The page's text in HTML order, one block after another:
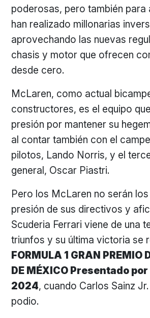
poderosas, pero también para
han realizado millonarias
aprovechando las nuevas
chasis y motor que ofrecen
desde cero.
McLaren, como actual
constructores, es el equipo
presión por mantener su
al contar también con el
pilotos, Lando Norris, y el
general, Oscar Piastri.
Pero los McLaren no serán
presión de sus directivos y
Scuderia Ferrari viene de una
triunfos y su última victoria se
FORMULA 1 GRAN PREMIO
DE MÉXICO Presentado
2024, cuando Carlos Sainz
podio.